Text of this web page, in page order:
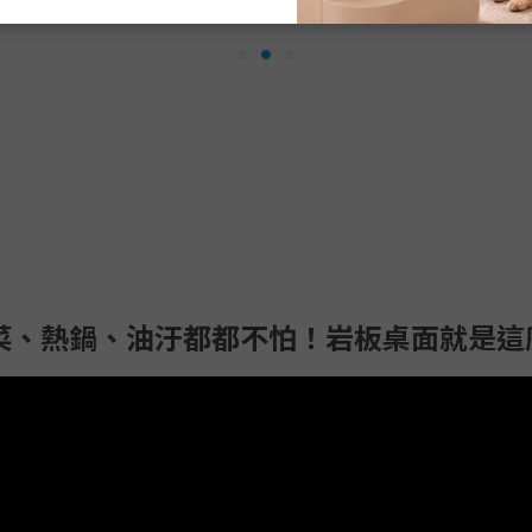
、熱鍋、油汙都都不怕！岩板桌面就是